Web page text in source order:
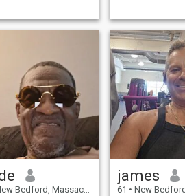
Bedford, Massachusetts, Estados Unidos
james
61 • New Bedford,